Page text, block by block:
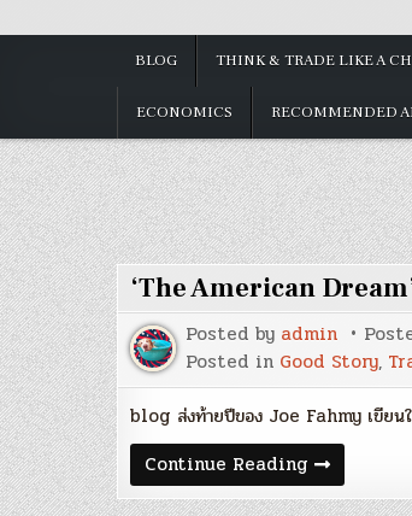
BLOG THINK & TRADE LIKE A
ECONOMICS RECOMMENDED
‘The American
Posted by admin
Posted in Good Story,
blog ส่งท้ายปีของ Joe Fahmy เขียน
Continue Reading ‘The
American
Dream’